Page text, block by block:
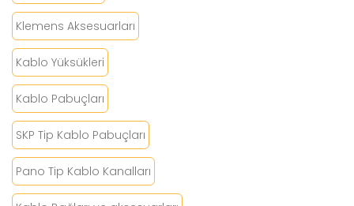
Klemens Aksesuarları
Kablo Yüksükleri
Kablo Pabuçları
SKP Tip Kablo Pabuçları
Pano Tip Kablo Kanalları